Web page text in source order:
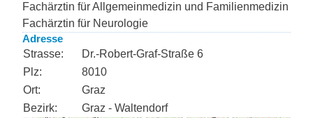
Fachärztin für Allgemeinmedizin und Familienmedizin
Fachärztin für Neurologie
Adresse
Strasse:
Dr.-Robert-Graf-Straße 6
Plz:
8010
Ort:
Graz
Bezirk:
Graz - Waltendorf